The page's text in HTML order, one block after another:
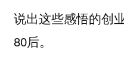
说出这些感悟的创
80后。